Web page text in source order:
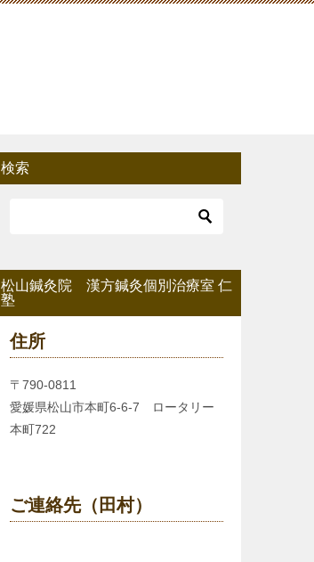
検索
松山鍼灸院 漢方鍼灸個別治療室 仁
塾
住所
〒790-0811
愛媛県松山市本町6-6-7 ロータリー
本町722
ご連絡先（田村）